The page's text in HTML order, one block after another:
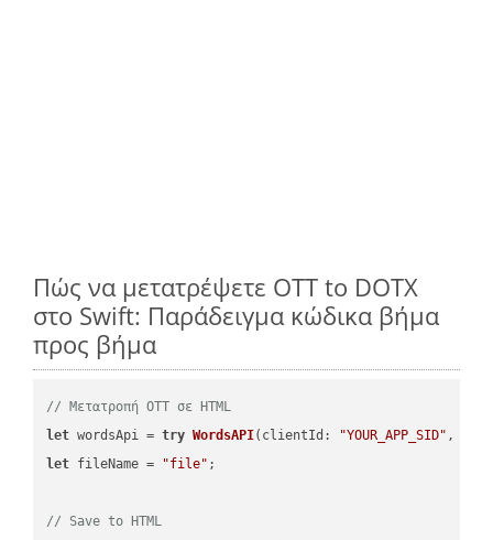
Πώς να μετατρέψετε OTT to DOTX
στο Swift: Παράδειγμα κώδικα βήμα
προς βήμα
// Μετατροπή OTT σε HTML
let wordsApi = try WordsAPI( clientId: "YOUR_APP_SID" ,
let fileName = "file" ;
// Save to HTML